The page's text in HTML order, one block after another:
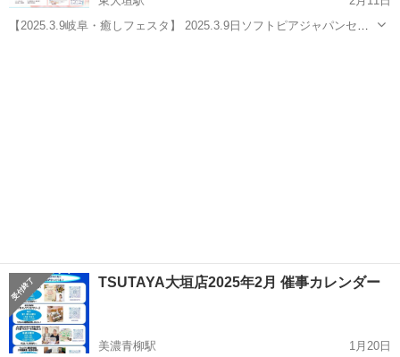
【2025.3.9岐阜・癒しフェスタ】 2025.3.9日ソフトピアジャパンセン
TSUTAYA大垣店2025年2月 催事カレンダー
美濃青柳駅
1月20日